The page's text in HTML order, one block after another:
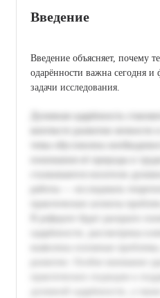
Введение
Введение объясняет, почему
одарённости важна сегодня и
задачи исследования.